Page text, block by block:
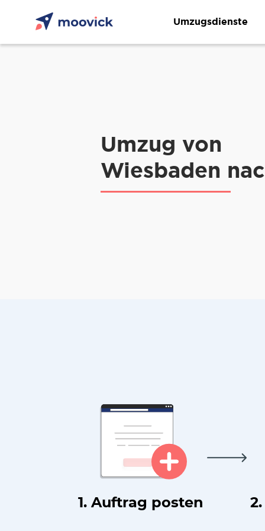
Umzugsdienste
Umzug von
Wiesbaden
1. Auftrag posten